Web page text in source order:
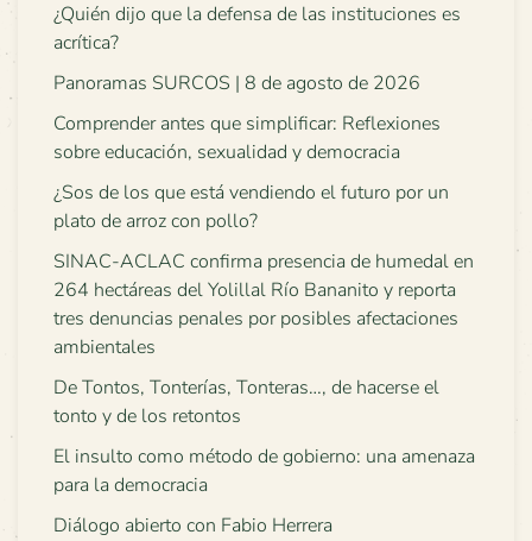
¿Quién dijo que la defensa de las instituciones es
acrítica?
Panoramas SURCOS | 8 de agosto de 2026
Comprender antes que simplificar: Reflexiones
sobre educación, sexualidad y democracia
¿Sos de los que está vendiendo el futuro por un
plato de arroz con pollo?
SINAC-ACLAC confirma presencia de humedal en
264 hectáreas del Yolillal Río Bananito y reporta
tres denuncias penales por posibles afectaciones
ambientales
De Tontos, Tonterías, Tonteras…, de hacerse el
tonto y de los retontos
El insulto como método de gobierno: una amenaza
para la democracia
Diálogo abierto con Fabio Herrera